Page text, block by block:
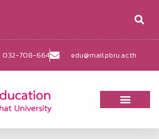
032-708-664 edu@mail.pbru.ac.th